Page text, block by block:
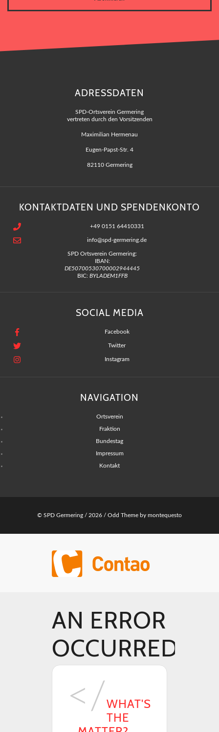
ADRESSDATEN
SPD-Ortsverein Germering
vertreten durch den Vorsitzenden
Maximilian Hermenau
Eugen-Papst-Str. 4
82110 Germering
KONTAKTDATEN UND SPENDENKONTO
+49 0151 64410331
info@spd-germering.de
SPD Ortsverein Germering:
IBAN:
DE50700530700002944445
BIC: BYLADEM1FFB
SOCIAL MEDIA
Facebook
Twitter
Instagram
NAVIGATION
Ortsverein
Fraktion
Bundestag
Impressum
Kontakt
© SPD Germering / 2026 / Odd Theme by montequesto
AN ERROR
OCCURRED
WHAT'S
THE